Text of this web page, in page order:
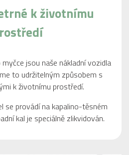
k životnímu
jsou naše nákladní vozidla
to udržitelným způsobem s
k životnímu prostředí.
se provádí na kapalino-těsném
kal je speciálně zlikvidován.